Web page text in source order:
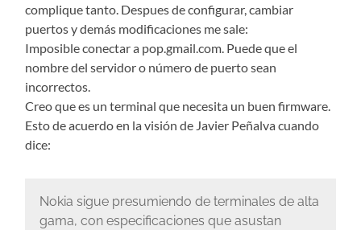
complique tanto. Despues de configurar, cambiar
puertos y demás modificaciones me sale:
Imposible conectar a pop.gmail.com. Puede que el
nombre del servidor o número de puerto sean
incorrectos.
Creo que es un terminal que necesita un buen firmware.
Esto de acuerdo en la visión de Javier Peñalva cuando
dice:
Nokia sigue presumiendo de terminales de alta
gama, con especificaciones que asustan